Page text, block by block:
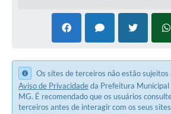
Os sites de terceiros não estão sujeitos
Aviso de Privacidadeda Prefeitura Municipal
MG. É recomendado que os usuários
terceiros antes de interagir com os seus